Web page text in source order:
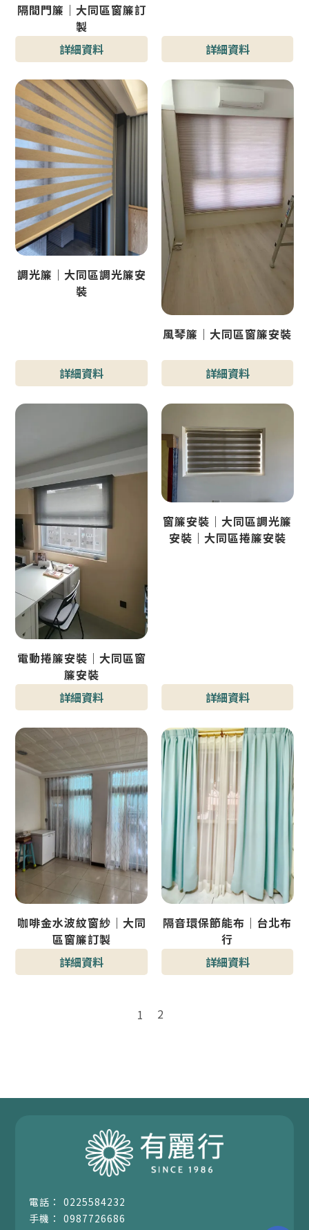
隔間門簾｜大同區窗簾訂
製
型號 : 小酒吧隔間門簾
詳細資料 詳細資料
調光簾｜大同區調光簾安
裝
詳細資料
風琴簾｜大同區窗簾安裝
詳細資料
電動捲簾安裝｜大同區窗
簾安裝
詳細資料
窗簾安裝｜大同區調光簾
安裝｜大同區捲簾安裝
詳細資料
咖啡金水波紋窗紗｜大同
區窗簾訂製
詳細資料
隔音環保節能布｜台北布
行
型號 : 翎雀綠遮光隔音環
保節能布
詳細資料
1 2
0225584232
0987726686